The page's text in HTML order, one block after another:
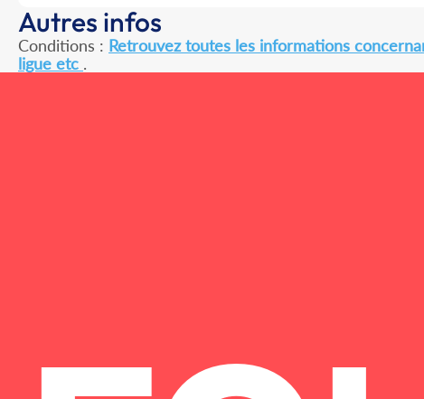
Autres infos
Conditions : Retrouvez toutes les informations
ligue etc .